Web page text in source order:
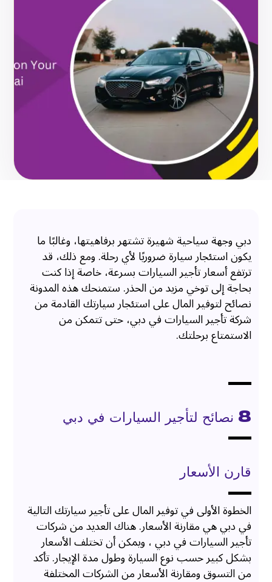
دبي وجهة سياحية شهيرة تشتهر برفاهيتها، وغالبًا ما
يكون استئجار سيارة ضروريًا لأي رحلة. ومع ذلك، قد
ترتفع أسعار تأجير السيارات بسرعة، خاصة إذا كنت
بحاجة إلى توخي مزيد من الحذر. ستمنحك هذه المدونة
نصائح لتوفير المال على استئجار سيارتك القادمة من
شركة تأجير السيارات في دبي، حتى تتمكن من
الاستمتاع برحلتك.
8 نصائح لتأجير السيارات في دبي
قارن الأسعار
الخطوة الأولى في توفير المال على تأجير سيارتك التالية
في دبي هي مقارنة الأسعار. هناك العديد من شركات
تأجير السيارات في دبي ، ويمكن أن تختلف الأسعار
بشكل كبير حسب نوع السيارة وطول مدة الإيجار. تأكد
من التسوق ومقارنة الأسعار من الشركات المختلفة